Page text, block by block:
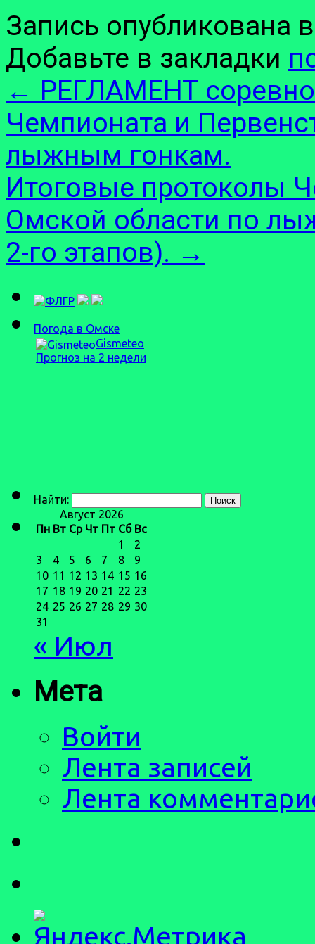
Запись опубликована
Добавьте в закладки
← РЕГЛАМЕНТ
Чемпионата и
лыжным гонкам.
Итоговые протоколы
Омской области по
2-го этапов). →
Погода в Омске
Gismeteo
Прогноз на 2 недели
Найти:
Август 2026
Пн Вт Ср Чт Пт Сб Вс
1
2
3
4 5 6 7 8
9
10 11 12 13 14 15 16
17 18 19 20 21 22 23
24 25 26 27 28 29 30
31
« Июл
Мета
Войти
Лента записей
Лента